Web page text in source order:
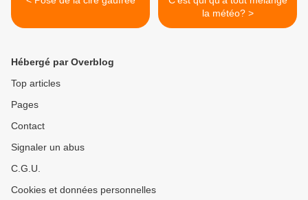
la météo? >
Hébergé par Overblog
Top articles
Pages
Contact
Signaler un abus
C.G.U.
Cookies et données personnelles